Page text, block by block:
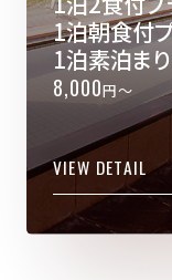
1泊朝食付
1泊素泊ま
8,000円～
VIEW DETAIL